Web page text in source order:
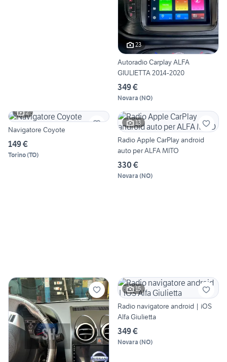
23
Autoradio Carplay ALFA
GIULIETTA 2014-2020
349 €
Novara (NO)
2
Navigatore Coyote
149 €
Torino(TO)
13
Radio Apple CarPlay android
auto per ALFA MITO
330 €
Novara (NO)
15
Radio navigatore android | iOS
Alfa Giulietta
349 €
Novara (NO)